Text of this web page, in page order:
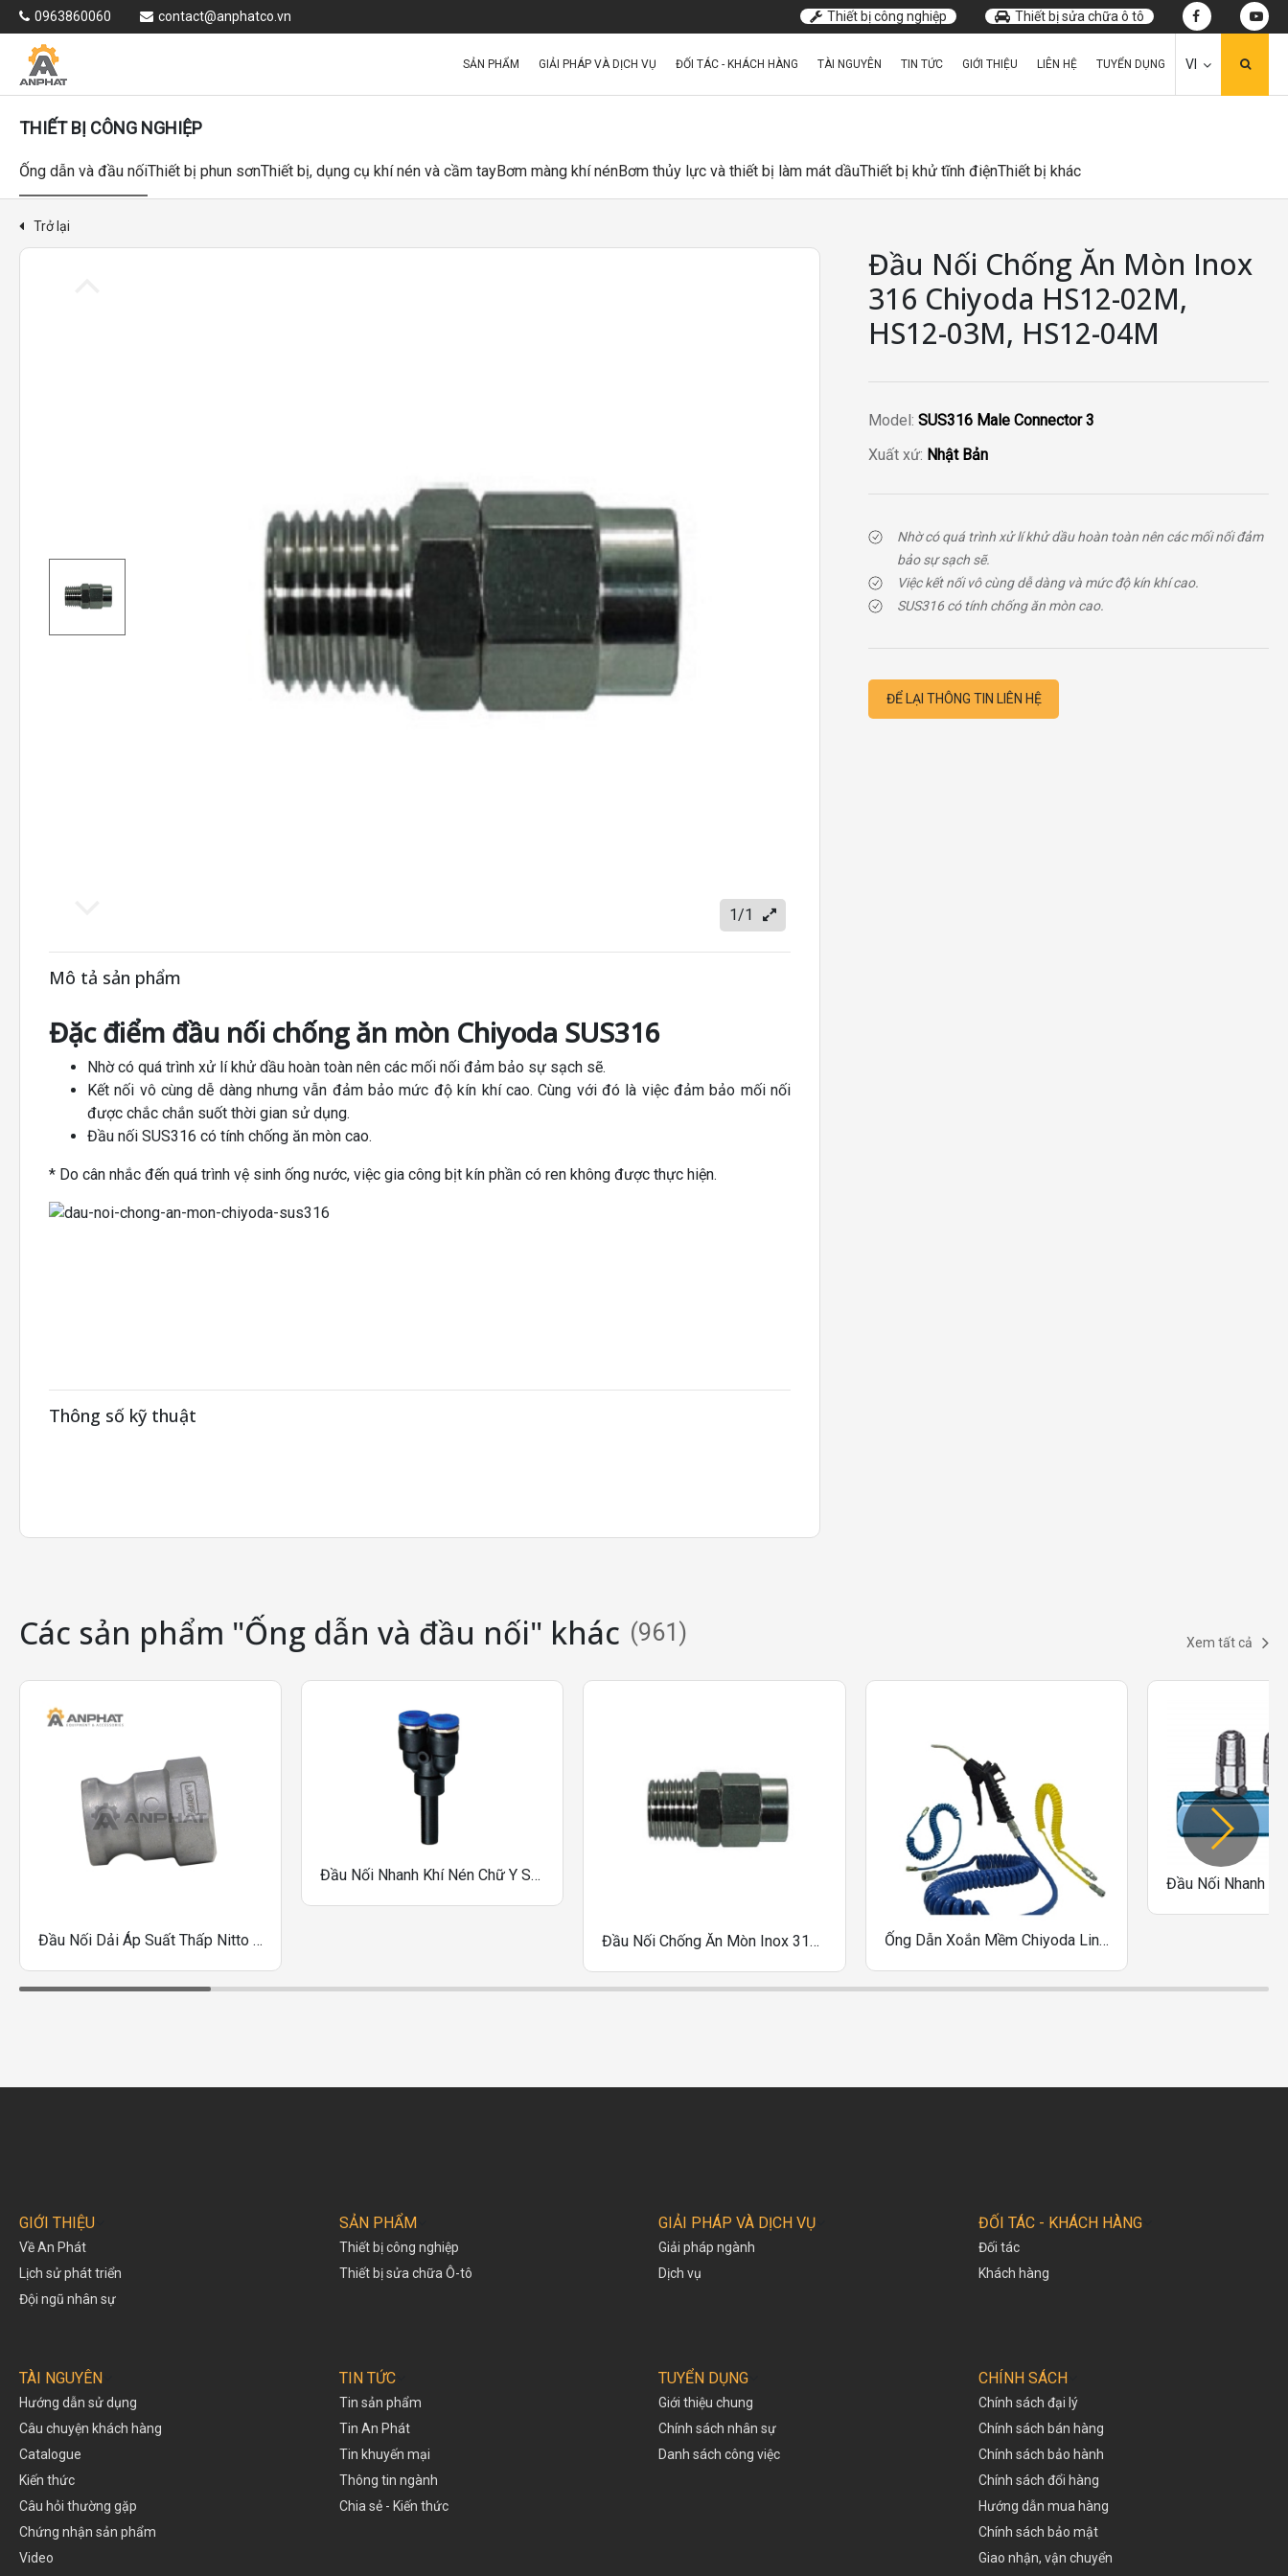
0963860060 contact@anphatco.vn Thiết bị công nghiệp Thiết bị sửa chữa ô tô
SẢN PHẨM GIẢI PHÁP VÀ DỊCH VỤ ĐỐI TÁC - KHÁCH HÀNG TÀI NGUYÊN TIN TỨC GIỚI THIỆU LIÊN HỆ TUYỂN DỤNG VI
THIẾT BỊ CÔNG NGHIỆP
Ống dẫn và đầu nốiThiết bị phun sơnThiết bị, dụng cụ khí nén và cầm tayBơm màng khí nénBơm thủy lực và thiết bị làm mát dầuThiết bị khử tĩnh điệnThiết bị khác
Trở lại
1/1
Mô tả sản phẩm
Đặc điểm đầu nối chống ăn mòn Chiyoda SUS316
Nhờ có quá trình xử lí khử dầu hoàn toàn nên các mối nối đảm bảo sự sạch sẽ.
Kết nối vô cùng dễ dàng nhưng vẫn đảm bảo mức độ kín khí cao. Cùng với đó là việc đảm bảo mối nối
được chắc chắn suốt thời gian sử dụng.
Đầu nối SUS316 có tính chống ăn mòn cao.
* Do cân nhắc đến quá trình vệ sinh ống nước, việc gia công bịt kín phần có ren không được thực hiện.
Thông số kỹ thuật
Đầu Nối Chống Ăn Mòn Inox
316 Chiyoda HS12-02M,
HS12-03M, HS12-04M
Model: SUS316 Male Connector 3
Xuất xứ: Nhật Bản
Nhờ có quá trình xử lí khử dầu hoàn toàn nên các mối nối đảm
bảo sự sạch sẽ.
Việc kết nối vô cùng dễ dàng và mức độ kín khí cao.
SUS316 có tính chống ăn mòn cao.
ĐỂ LẠI THÔNG TIN LIÊN HỆ
Các sản phẩm "Ống dẫn và đầu nối" khác (961 ) Xem tất cả
Đầu Nối Dải Áp Suất Thấp Nitto Kohki LA-16TPF, LA-20TPF, LA-24TPF, LA-32TPF
Đầu Nối Nhanh Khí Nén Chữ Y Sang A One-Touch Fittings Dòng PYJ
Đầu Nối Chống Ăn Mòn Inox 316 Chiyoda HS8-01M, HS8-02M, HS8-03M, HS10-02M, HS10-03M, HS10-04M Ống Dẫn Xoắn Mềm Chiyoda Line Spiral WL
GIỚI THIỆU
Về An Phát
Lịch sử phát triển
Đội ngũ nhân sự
SẢN PHẨM
Thiết bị công nghiệp
Thiết bị sửa chữa Ô-tô
GIẢI PHÁP VÀ DỊCH VỤ
Giải pháp ngành
Dịch vụ
ĐỐI TÁC - KHÁCH HÀNG
Đối tác
Khách hàng
TÀI NGUYÊN
Hướng dẫn sử dụng
Câu chuyện khách hàng
Catalogue
Kiến thức
Câu hỏi thường gặp
Chứng nhận sản phẩm
Video
TIN TỨC
Tin sản phẩm
Tin An Phát
Tin khuyến mại
Thông tin ngành
Chia sẻ - Kiến thức
TUYỂN DỤNG
Giới thiệu chung
Chính sách nhân sự
Danh sách công việc
CHÍNH SÁCH
Chính sách đại lý
Chính sách bán hàng
Chính sách bảo hành
Chính sách đổi hàng
Hướng dẫn mua hàng
Chính sách bảo mật
Giao nhận, vận chuyển